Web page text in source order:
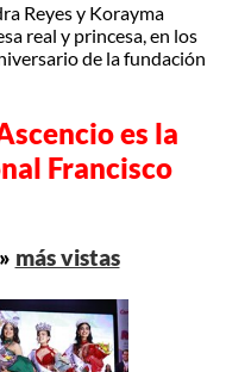
Reyes y Korayma
real y princesa, en los
de la fundación
es la
Francisco
más vistas